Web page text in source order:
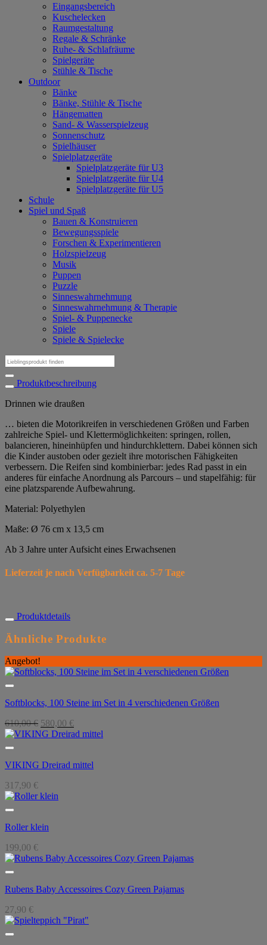
Eingangsbereich
Kuschelecken
Raumgestaltung
Regale & Schränke
Ruhe- & Schlafräume
Spielgeräte
Stühle & Tische
Outdoor
Bänke
Bänke, Stühle & Tische
Hängematten
Sand- & Wasserspielzeug
Sonnenschutz
Spielhäuser
Spielplatzgeräte
Spielplatzgeräte für U3
Spielplatzgeräte für U4
Spielplatzgeräte für U5
Schule
Spiel und Spaß
Bauen & Konstruieren
Bewegungsspiele
Forschen & Experimentieren
Holzspielzeug
Musik
Puppen
Puzzle
Sinneswahrnehmung
Sinneswahrnehmung & Therapie
Spiel- & Puppenecke
Spiele
Spiele & Spielecke
Suchen
nach:
Produktbeschreibung
Drinnen wie draußen
… bieten die Motorikreifen in verschiedenen Größen und Farben
zahlreiche Spiel- und Klettermöglichkeiten: springen, rollen,
balancieren, hineinhüpfen und hindurchklettern. Dabei können sich
die Kinder austoben oder gezielt ihre motorischen Fähigkeiten
verbessern. Die Reifen sind kombinierbar: jedes Rad passt in ein
anderes für einfache Anordnung als Parcours – und stapelfähig: für
eine platzsparende Aufbewahrung.
Material: Polyethylen
Maße: Ø 76 cm x 13,5 cm
Ab 3 Jahre unter Aufsicht eines Erwachsenen
Lieferzeit je nach Verfügbarkeit ca. 5-7 Tage
Produktdetails
Ähnliche Produkte
Angebot!
Softblocks, 100 Steine im Set in 4 verschiedenen Größen
610,00€ Ursprünglicher
Preis
580,00 €Aktueller
Preis
VIKING Dreirad mittel
317,90 €
Roller klein
199,00 €
Rubens Baby Accessoires Cozy Green Pajamas
27,90 €